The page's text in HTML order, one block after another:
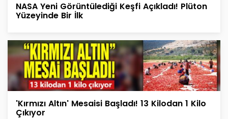
NASA Yeni Görüntülediği Keşfi Açıkladı! Plüton
Yüzeyinde Bir İlk
'Kırmızı Altın' Mesaisi Başladı! 13 Kilodan 1 Kilo
Çıkıyor